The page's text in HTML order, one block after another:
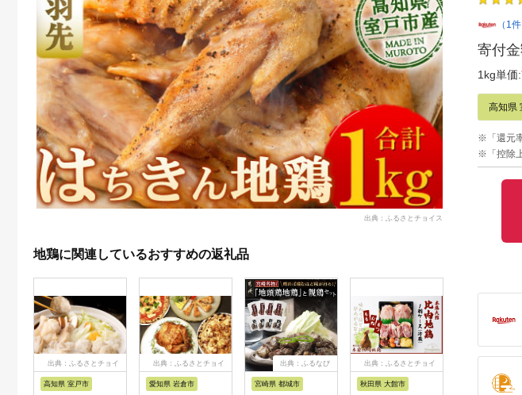
出典：ふるさとチョイス
地鶏に関連しているおすすめの返礼品
出典：ふるさとチョイ
高知県 室戸市
出典：ふるさとチョイ
愛知県 岩倉市
出典：ふるなび
宮崎県 都城市
出典：ふるさとチョイ
秋田県 大館市
宮崎県 都城市
（1件
寄付
1kg単価:
高知県
※「還元
※「控除